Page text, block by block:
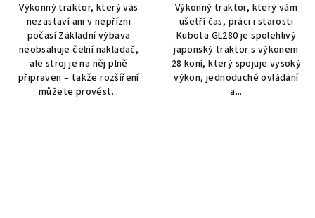
Výkonný traktor, který vás
nezastaví ani v nepřízni
počasí Základní výbava
neobsahuje čelní nakladač,
ale stroj je na něj plně
připraven – takže rozšíření
můžete provést...
Výkonný traktor, který vám
ušetří čas, práci i starosti
Kubota GL280 je spolehlivý
japonský traktor s výkonem
28 koní, který spojuje vysoký
výkon, jednoduché ovládání
a...